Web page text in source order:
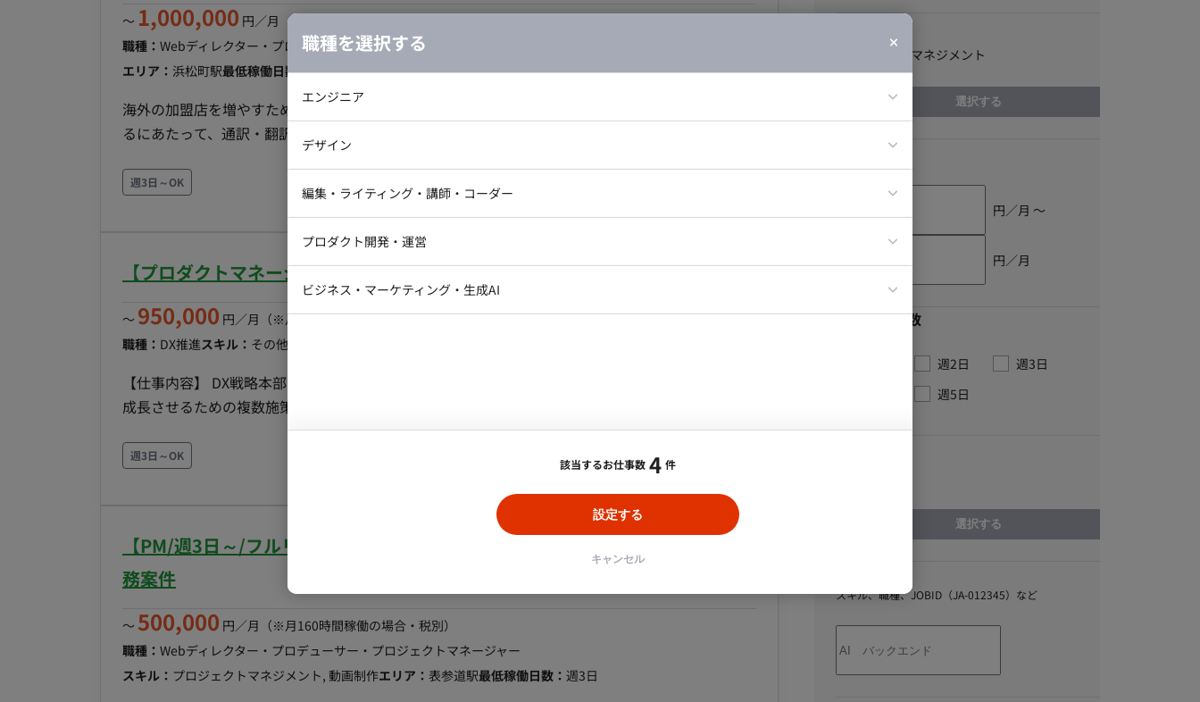
ントの自動化、テストの効率化、リードタイムの短縮を実現し、開発サイクル全体の高速化に貢
献。 コスト最適化とガバナンス - クラウドインフラのコスト管理と最適化、およびクラウドセキュ
リティに関するポリシー策定とガバナンス強化を推進。 技術選定と導入 - 最新のクラウド技術やツ
ールを評価・選定し、DX推進に最適なソリューションを積極的に導入。 チームマネジメント - シス
テムインフラチーム（エンジニア、ネットワーク管理者など）の採用、育成、リーダーシップ。 -
チームのパフォーマンス管理および目標設定、クロスファンクショナルなコラボレーションの促
進。 セキュリティとコンプライアンス - 顧客データ保護（GDPR、個人情報保護法など）および
PCI-DSS準拠の確保。 - サイバーセキュリティ戦略の立案と実行。（例：ファイアウォール、侵入
検知システム、定期監査） 予算管理とベンダー管理 - ITインフラ関連の予算策定とコスト最適化。
- セカンドパーティーベンダー（ディストリビューター、サービスパートナーなど）、サードパー
ティベンダー（クラウドプロバイダー、ハードウェアサプライヤーなど）との契約交渉および関係
管理。 - Microsoft 365 (M365)、Google Workspace (GWS)、Slackなどの従業員向けコラボレー
ションツールやコミュニケーションプラットフォームの導入、展開、最適化、および運用をリー
ド、利用促進と生産性向上を図る。 - 店舗・本部におけるPC、タブレット、スマートフォンなど
の従業員配布デバイスの選定、導入、ライフサイクル管理、セキュリティ対策、およびMDM
(Mobile Device Management) / UEM (Unified Endpoint Management) の運用を統括。 - EUCに
関連するハードウェア、ソフトウェアの包括的なIT資産管理体制を構築し、効率的な運用を実現。
- 全国約1,600店舗と本部拠点におけるWi-Fi環境、インターネット回線、LAN環境の企画、設計、
構築、および運用保守をマネジメントする。
〜 1,000,000 円／月 （※月160時間稼働の場合・税別）
職種： Webディレクター・プロデューサー・プロジェクトマネージャー
エリア： 浜松町駅最低稼働日数：週5日
海外の加盟店を増やすために、現地企業とアライアンス契約を組む予定です。 その契約締結を進め
るにあたって、通訳・翻訳業務をお願いしたいと考えております。
週3日～OK
【プロダクトマネージャー/週5日～/一部リモート】DX台帳PM支援
〜 950,000 円／月 （※月160時間稼働の場合・税別）
職種： DX推進スキル： その他
【仕事内容】 DX戦略本部のビジョンを踏まえたプロダクト成長戦略を理解し、担当プロダクトを
成長させるための複数施策のPDCAをリードいただきます。具体的には以下業務をお任せします。 -
プロダクトロードマップ策定・推進: プロダクトロードマップの策定、優先順位付けとデリバリー
推進を主導。 - KPIマネジメント: 各サービスや機能のKPIを設定・モニタリングし、目標達成に向
けたPDCAサイクルを確立。 - 継続的改善の主導: PDCAの中で顧客インサイトを深く理解し、必要
な機能制限を提案、関係者との合意形成を主導。 - ステークホルダーマネジメント: プロダクトに関
わる社内外のステークホルダーマネジメント。 - データドリブンなプロダクトマネジメント: データ
アナリティクスを担当するチームと連携し、ビジネス観点から仮説検証。 - ドメイン知識の収集と
ユースケース創出: プロダクトに関わるドメイン知識を社内外から収集し、EX/CX向上に繋がるユー
週3日～OK
【PM/週3日～/フルリモート】YouTubeプロジェクトにおけるディレクター業
務案件
〜 500,000 円／月 （※月160時間稼働の場合・税別）
職種： Webディレクター・プロデューサー・プロジェクトマネージャー
スキル： プロジェクトマネジメント, 動画制作エリア： 表参道駅最低稼働日数： 週3日
職種を選択する
エンジニア
インフラエンジニア
テストエンジニア・テクニカルサポート
AIエンジニア・機械学習エンジニア
デザイン
Webデザイナー・UI/UXデザイナー
ラストレーター
編集・ライティング・講師・コーダー
プロダクト開発・運営
クトマネージャー
ビジネス・マーケティング・生成AI
該当するお仕事数 4 件
設定する
キャンセル
プロジェクトマネジメント
選択する
円／月 〜
円／月
最低稼働日数
週2日
週3日
週5日
選択する
スキル、職種、JOBID（JA-012345）など